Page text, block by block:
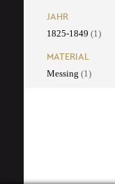
JAHR
1825-1849 (1)
MATERIAL
Messing (1)